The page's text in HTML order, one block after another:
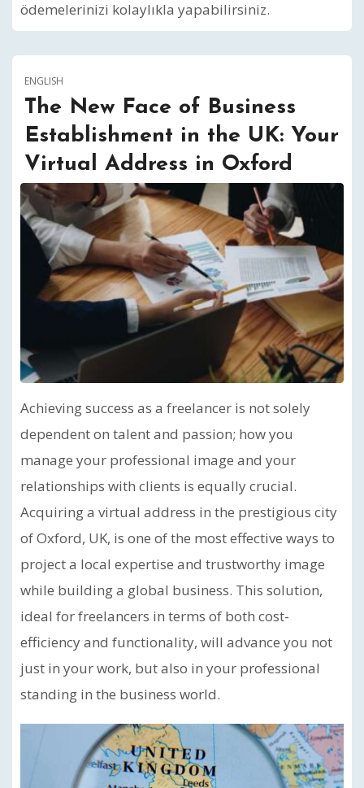
ödemelerinizi kolaylıkla yapabilirsiniz.
ENGLISH
The New Face of Business
Establishment in the UK: Your
Virtual Address in Oxford
Achieving success as a freelancer is not solely
dependent on talent and passion; how you
manage your professional image and your
relationships with clients is equally crucial.
Acquiring a virtual address in the prestigious city
of Oxford, UK, is one of the most effective ways to
project a local expertise and trustworthy image
while building a global business. This solution,
ideal for freelancers in terms of both cost-
efficiency and functionality, will advance you not
just in your work, but also in your professional
standing in the business world.